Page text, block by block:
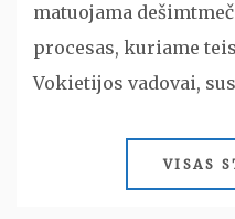
matuojama
procesas, kuriame
Vokietijos vadovai,
VISAS